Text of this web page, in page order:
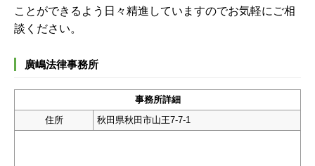
ことができるよう日々精進していますのでお気軽にご相
談ください。
廣嶋法律事務所
事務所詳細
住所
秋田県秋田市山王7-7-1